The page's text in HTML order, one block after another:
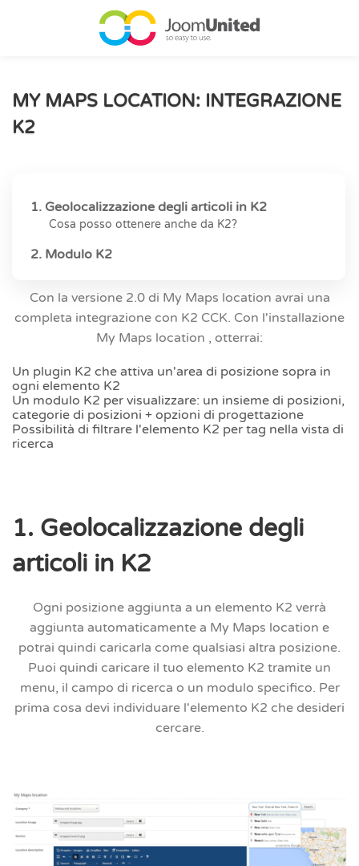
Salta al contenuto principale
MY MAPS LOCATION: INTEGRAZIONE
K2
1. Geolocalizzazione degli articoli in K2
Cosa posso ottenere anche da K2?
2. Modulo K2
Con la versione 2.0 di My Maps location avrai una
completa integrazione con K2 CCK. Con l'installazione
My Maps location , otterrai:
Un plugin K2 che attiva un'area di posizione sopra in
ogni elemento K2
Un modulo K2 per visualizzare: un insieme di posizioni,
categorie di posizioni + opzioni di progettazione
Possibilità di filtrare l'elemento K2 per tag nella vista di
ricerca
1. Geolocalizzazione degli
articoli in K2
Ogni posizione aggiunta a un elemento K2 verrà
aggiunta automaticamente a My Maps location e
potrai quindi caricarla come qualsiasi altra posizione.
Puoi quindi caricare il tuo elemento K2 tramite un
menu, il campo di ricerca o un modulo specifico. Per
prima cosa devi individuare l'elemento K2 che desideri
cercare.